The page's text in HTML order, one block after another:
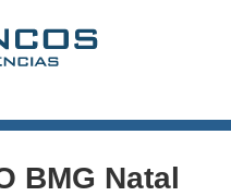
BMG Natal